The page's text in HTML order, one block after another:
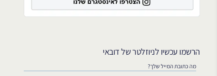
הרשמו עכשיו לניוזלטר של דובאי